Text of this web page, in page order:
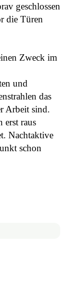
geschlossen
die Türen
Zweck im
und
das
Arbeit sind.
erst raus
Nachtaktive
schon